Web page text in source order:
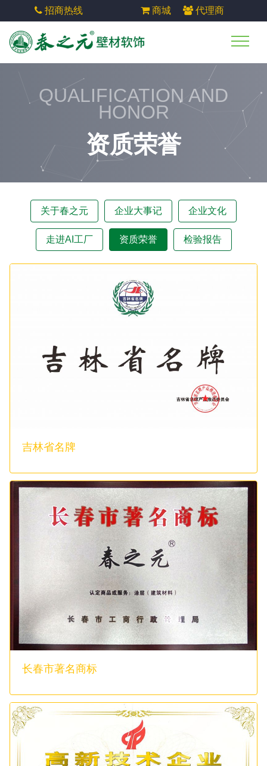
招商热线 商城 代理商
QUALIFICATION AND
HONOR
资质荣誉
关于春之元 企业大事记 企业文化
走进AI工厂 资质荣誉 检验报告
吉林省名牌
长春市著名商标